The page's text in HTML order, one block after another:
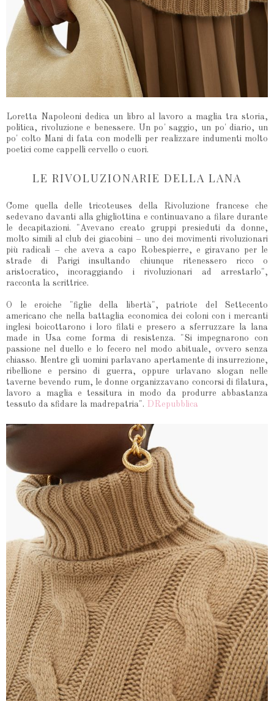
Loretta Napoleoni dedica un libro al lavoro a maglia tra storia,
politica, rivoluzione e benessere. Un po' saggio, un po' diario, un
po' colto Mani di fata con modelli per realizzare indumenti molto
poetici come cappelli cervello o cuori.
LE RIVOLUZIONARIE DELLA LANA
Come quella delle tricoteuses della Rivoluzione francese che
sedevano davanti alla ghigliottina e continuavano a filare durante
le decapitazioni. "Avevano creato gruppi presieduti da donne,
molto simili al club dei giacobini – uno dei movimenti rivoluzionari
più radicali – che aveva a capo Robespierre, e giravano per le
strade di Parigi insultando chiunque ritenessero ricco o
aristocratico, incoraggiando i rivoluzionari ad arrestarlo",
racconta la scrittrice.
O le eroiche "figlie della libertà", patriote del Settecento
americano che nella battaglia economica dei coloni con i mercanti
inglesi boicottarono i loro filati e presero a sferruzzare la lana
made in Usa come forma di resistenza. "Si impegnarono con
passione nel duello e lo fecero nel modo abituale, ovvero senza
chiasso. Mentre gli uomini parlavano apertamente di insurrezione,
ribellione e persino di guerra, oppure urlavano slogan nelle
taverne bevendo rum, le donne organizzavano concorsi di filatura,
lavoro a maglia e tessitura in modo da produrre abbastanza
tessuto da sfidare la madrepatria".
DRepubblica